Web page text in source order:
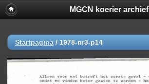
MGCN koerier archief
Startpagina / 1978-nr3-p14